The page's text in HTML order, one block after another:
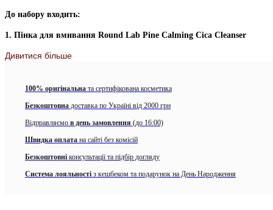
До набору входить:
1. Пінка для вмивання Round Lab Pine Calming Cica Cleanser
М’яка пінка для вмивання з екстрактом голок сосни
жирність шкіри та заспокоює її. В основі засобу комплекс
Cica Activer™який містить екстракти голок сосни азіатської
заспокоєння роздратованої та проблемної шкіри. М’які кислоти
делікатно відлущують ороговілий шар епідермісу, видаляють
очищує, при цьому не викликає сухості та стягнутості, не
змиває природний захисний шар шкіри. Підходить для всіх
Дивитися більше
100% оригінальна та сертифікована косметика
Безкоштовна доставка по Україні від 2000 грн
Відправляємо в день замовлення (до 16:00)
Швидка оплата на сайті без комісій
Безкоштовні консультації та підбір догляду
Система лояльності з кешбеком та подарунок на День Народження